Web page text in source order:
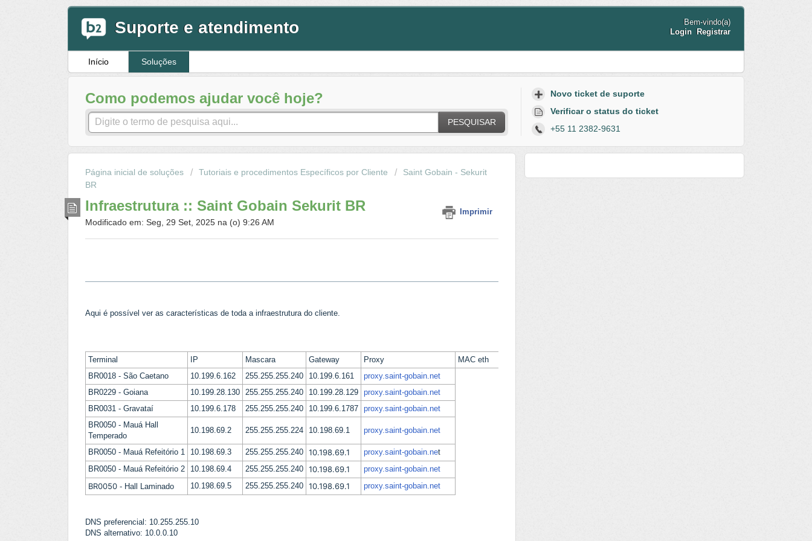
Suporte e atendimento
Bem-vindo(a)
Login Registrar
Início Soluções
Como podemos ajudar você hoje?
PESQUISAR
Novo ticket de suporte
Verificar o status do ticket
+55 11 2382-9631
Página inicial de soluções Tutoriais e procedimentos Específicos por Cliente
Saint Gobain - Sekurit
BR
Infraestrutura :: Saint Gobain Sekurit BR Imprimir
Modificado em: Seg, 29 Set, 2025 na (o) 9:26 AM
Aqui é possível ver as características de toda a infraestrutura do cliente.
Terminal IP Mascara Gateway Proxy
MAC eth
BR0018 - São Caetano
10.199.6.162 255.255.255.240 10.199.6.161
proxy.saint-gobain.net
BR0229 - Goiana
10.199.28.130 255.255.255.240 10.199.28.129 proxy.saint-gobain.net
BR0031 - Gravataí
10.199.6.178 255.255.255.240 10.199.6.1787 proxy.saint-gobain.net
BR0050 - Mauá Hall
Temperado
10.198.69.2 255.255.255.224 10.198.69.1 proxy.saint-gobain.net
BR0050 - Mauá Refeitório 1 10.198.69.3 255.255.255.240 10.198.69.1 proxy.saint-gobain.net
BR0050 - Mauá Refeitório 2
10.198.69.4 255.255.255.240 10.198.69.1 proxy.saint-gobain.net
BR0050 - Hall Laminado 10.198.69.5 255.255.255.240 10.198.69.1 proxy.saint-gobain.net
DNS preferencial: 10.255.255.10
DNS alternativo: 10.0.0.10